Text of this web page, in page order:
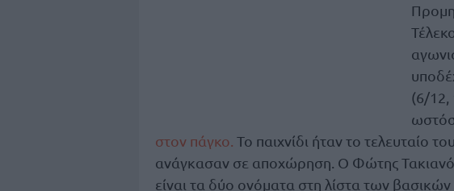
(6/12,
στον πάγκο. Το παιχνίδι ήταν το τελευταίο
ανάγκασαν σε αποχώρηση. Ο Φώτης
είναι τα δύο ονόματα στη λίστα των